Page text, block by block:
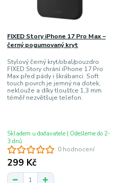
0 hodnocení
FIXED Story iPhone 17 Pro Max –
černý pogumovaný kryt
Stylový černý kryt/obal/pouzdro
FIXED Story chrání iPhone 17 Pro
Max před pády i škrábanci. Soft
touch povrch je jemný na dotek,
neklouže a díky tloušťce 1,3 mm
téměř nezvětšuje telefon.
299 Kč
Skladem u dodavatele | Odešleme do 2-
3 dnů